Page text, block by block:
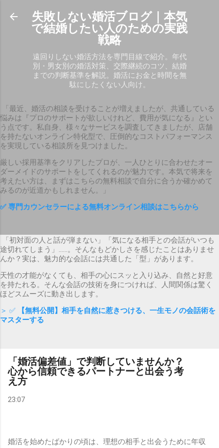
スキップしてメイン コンテンツに移動
失敗しない婚活ブログ｜本気
で結婚したい人のための実践
戦略
遠回りしない婚活方法を専門目線で紹介。年代
別・男女別の婚活対策、交際継続のコツ、結婚
までの判断基準を解説。婚活にお金と時間を無
駄にしたくない人向け。
「最近、婚活の相談を受けることが増えましたが、共通している
悩みは『プロのサポートが欲しいけれど、費用が気になる』とい
う点です。私自身、様々なサービスを調査してきましたが、店舗
を持たないオンライン特化型で、圧倒的なコストパフォーマンス
を実現している相談所を見つけました。
厳しい採用基準をクリアしたプロが、一人ひとりに合わせたオー
ダーメイドのサポートをしてくれるのが魅力です。本気で将来を
考えたい方は、まずはこちらの無料相談で自分に合うか確かめて
みるのが近道かもしれません。」
✅ 専門カウンセラーによる無料オンライン相談はこちらから
「初対面の人と話が弾まない」「気になる相手との会話がいつも
途切れてしまう」……。そんなもどかしさを感じたことはありませ
んか？実は、魅力的な会話には共通した「型」があります。
天性の才能がなくても、相手の心にスッと入り込み、自然と好意
を持たれる。そんな会話の技術を身につければ、人間関係は驚く
ほどスムーズに動き出します。
＞ ✅
【無料公開】相手を自然に惹きつける、一生モノの会話術を
マスターする
「婚活偏差値」で判断していませんか？
心から信頼できるパートナーと出会う考
え方
23:07
婚活を始めたばかりの頃は、理想の相手と出会うために年収